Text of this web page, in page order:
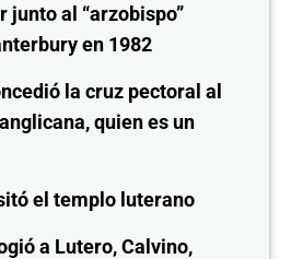
junto al “arzobispo”
en 1982
la cruz pectoral al
quien es un
el templo luterano
a Lutero, Calvino,